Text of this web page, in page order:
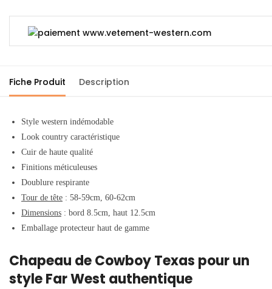
Fiche Produit Description
Style western indémodable
Look country caractéristique
Cuir de haute qualité
Finitions méticuleuses
Doublure respirante
Tour de tête : 58-59cm, 60-62cm
Dimensions : bord 8.5cm, haut 12.5cm
Emballage protecteur haut de gamme
Chapeau de Cowboy Texas pour un
style Far West authentique